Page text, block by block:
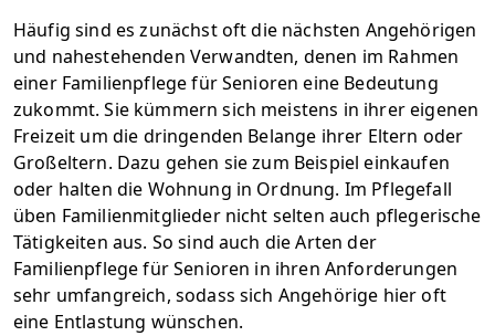
Häufig sind es zunächst oft die nächsten Angehörigen
und nahestehenden Verwandten, denen im Rahmen
einer Familienpflege für Senioren eine Bedeutung
zukommt. Sie kümmern sich meistens in ihrer eigenen
Freizeit um die dringenden Belange ihrer Eltern oder
Großeltern. Dazu gehen sie zum Beispiel einkaufen
oder halten die Wohnung in Ordnung. Im Pflegefall
üben Familienmitglieder nicht selten auch pflegerische
Tätigkeiten aus. So sind auch die Arten der
Familienpflege für Senioren in ihren Anforderungen
sehr umfangreich, sodass sich Angehörige hier oft
eine Entlastung wünschen.